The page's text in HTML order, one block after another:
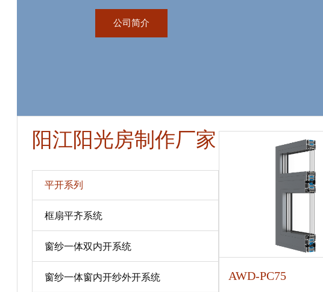
资质,玻璃幕墙工程资质,国内门窗组装生产
生产线。
公司简介
阳江阳光房制作厂家
平开系列
框扇平齐系统
窗纱一体双内开系统
窗纱一体窗内开纱外开系统
AWD-PC80 AWD-PC75